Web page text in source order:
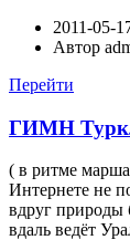
2011-05-
Автор
Перейти
ГИМН
( в ритме
Интернете не
вдруг природы
вдаль ведёт